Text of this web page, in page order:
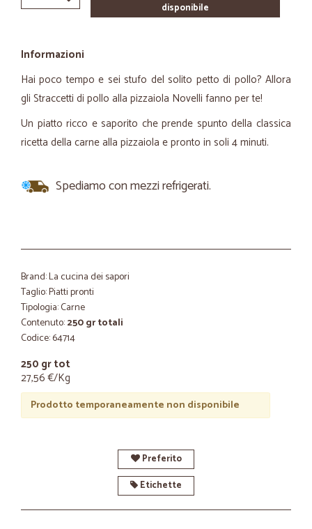
disponibile
Informazioni
Hai poco tempo e sei stufo del solito petto di pollo? Allora
gli Straccetti di pollo alla pizzaiola Novelli fanno per te!
Un piatto ricco e saporito che prende spunto della classica
ricetta della carne alla pizzaiola e pronto in soli 4 minuti.
Spediamo con mezzi refrigerati.
Brand: La cucina dei sapori
Taglio: Piatti pronti
Tipologia: Carne
Contenuto:250 gr totali
Codice: 64714
250 gr tot
27,56 €/Kg
Prodotto temporaneamente non disponibile
Preferito
Etichette